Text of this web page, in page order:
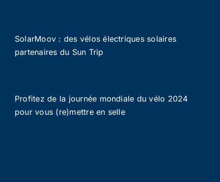
SolarMoov : des vélos électriques solaires
partenaires du Sun Trip
Profitez de la journée mondiale du vélo 2024
pour vous (re)mettre en selle